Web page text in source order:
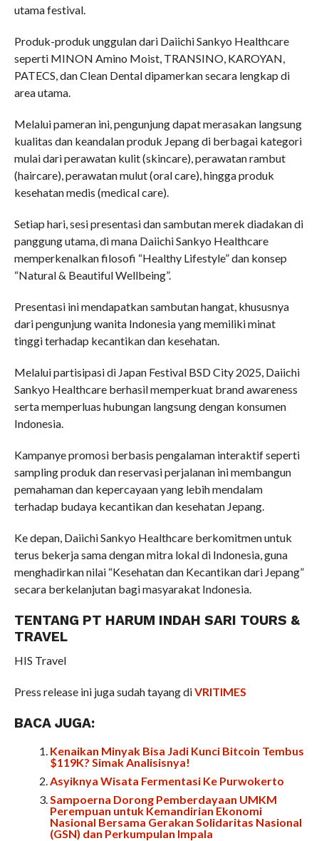
utama festival.
Produk-produk unggulan dari Daiichi Sankyo Healthcare
seperti MINON Amino Moist, TRANSINO, KAROYAN,
PATECS, dan Clean Dental dipamerkan secara lengkap di
area utama.
Melalui pameran ini, pengunjung dapat merasakan langsung
kualitas dan keandalan produk Jepang di berbagai kategori
mulai dari perawatan kulit (skincare), perawatan rambut
(haircare), perawatan mulut (oral care), hingga produk
kesehatan medis (medical care).
Setiap hari, sesi presentasi dan sambutan merek diadakan di
panggung utama, di mana Daiichi Sankyo Healthcare
memperkenalkan filosofi “Healthy Lifestyle” dan konsep
“Natural & Beautiful Wellbeing”.
Presentasi ini mendapatkan sambutan hangat, khususnya
dari pengunjung wanita Indonesia yang memiliki minat
tinggi terhadap kecantikan dan kesehatan.
Melalui partisipasi di Japan Festival BSD City 2025, Daiichi
Sankyo Healthcare berhasil memperkuat brand awareness
serta memperluas hubungan langsung dengan konsumen
Indonesia.
Kampanye promosi berbasis pengalaman interaktif seperti
sampling produk dan reservasi perjalanan ini membangun
pemahaman dan kepercayaan yang lebih mendalam
terhadap budaya kecantikan dan kesehatan Jepang.
Ke depan, Daiichi Sankyo Healthcare berkomitmen untuk
terus bekerja sama dengan mitra lokal di Indonesia, guna
menghadirkan nilai “Kesehatan dan Kecantikan dari Jepang”
secara berkelanjutan bagi masyarakat Indonesia.
TENTANG PT HARUM INDAH SARI TOURS &
TRAVEL
HIS Travel
Press release ini juga sudah tayang diVRITIMES
BACA JUGA:
Kenaikan Minyak Bisa Jadi Kunci Bitcoin Tembus
$119K? Simak Analisisnya!
Asyiknya Wisata Fermentasi Ke Purwokerto
Sampoerna Dorong Pemberdayaan UMKM
Perempuan untuk Kemandirian Ekonomi
Nasional Bersama Gerakan Solidaritas Nasional
(GSN) dan Perkumpulan Impala